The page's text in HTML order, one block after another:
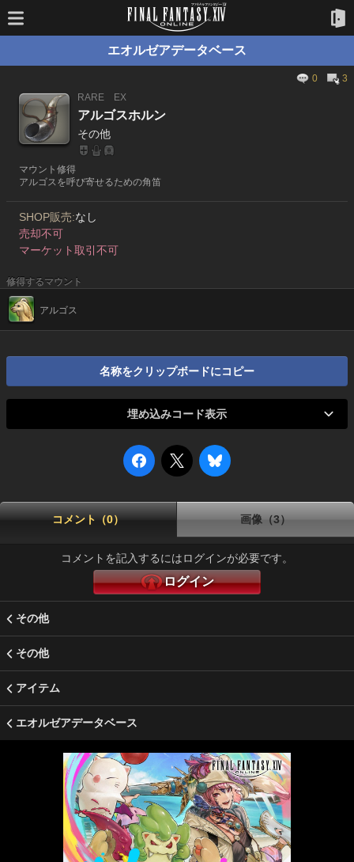
エオルゼアデータベース
0
3
RARE
EX
アルゴスホルン
その他
マウント修得
アルゴスを呼び寄せるための角笛
SHOP販売:なし
売却不可
マーケット取引不可
修得するマウント
アルゴス
名称をクリップボードにコピー
埋め込みコード表示
コメント（0） 画像（3）
コメントを記入するにはログインが必要です。
ログイン
その他
その他
アイテム
エオルゼアデータベース